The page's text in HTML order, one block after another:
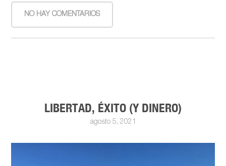
NO HAY COMENTARIOS
LIBERTAD, ÉXITO (Y DINERO)
agosto 5, 2021